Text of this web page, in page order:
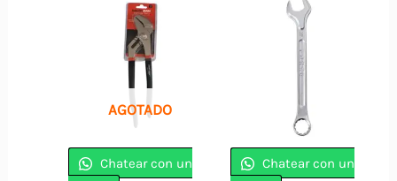
AGOTADO
Chatear con un
Chatear con un